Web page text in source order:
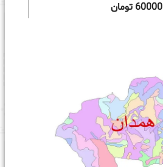
60000 تومان